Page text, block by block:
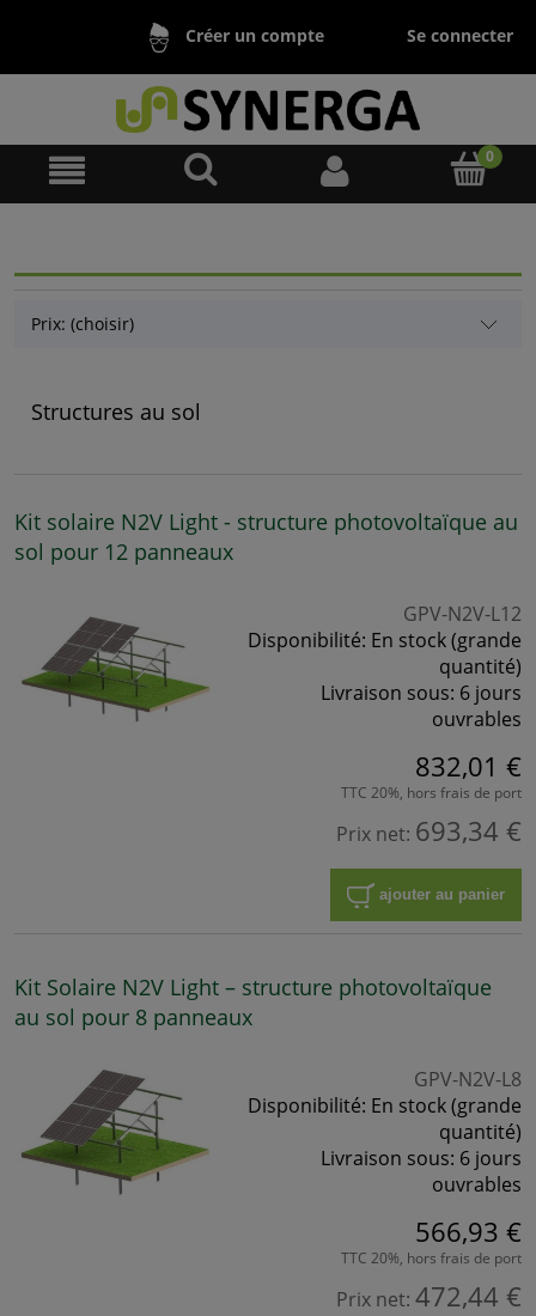
Créer un compte Se connecter
Prix: (choisir)
Structures au sol
Kit solaire N2V Light - structure photovoltaïque au
sol pour 12 panneaux
GPV-N2V-L12
Disponibilité: En stock (grande
quantité)
Livraison sous: 6 jours
ouvrables
832,01 €
TTC 20%, hors frais de port
Prix net: 693,34 €
ajouter au panier
Kit Solaire N2V Light – structure photovoltaïque
au sol pour 8 panneaux
GPV-N2V-L8
Disponibilité: En stock (grande
quantité)
Livraison sous: 6 jours
ouvrables
566,93 €
TTC 20%, hors frais de port
Prix net: 472,44 €